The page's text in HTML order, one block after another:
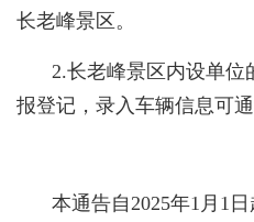
长老峰景区。
2.长老峰景区内设单位
报登记，录入车辆信息可
本通告自2025年1月1